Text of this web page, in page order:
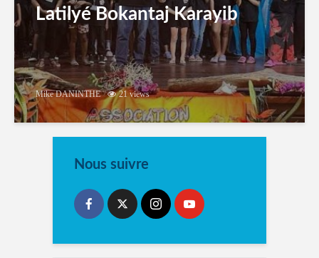
Latilyé Bokantaj Karayib
Mike DANINTHE 21 views
Nous suivre